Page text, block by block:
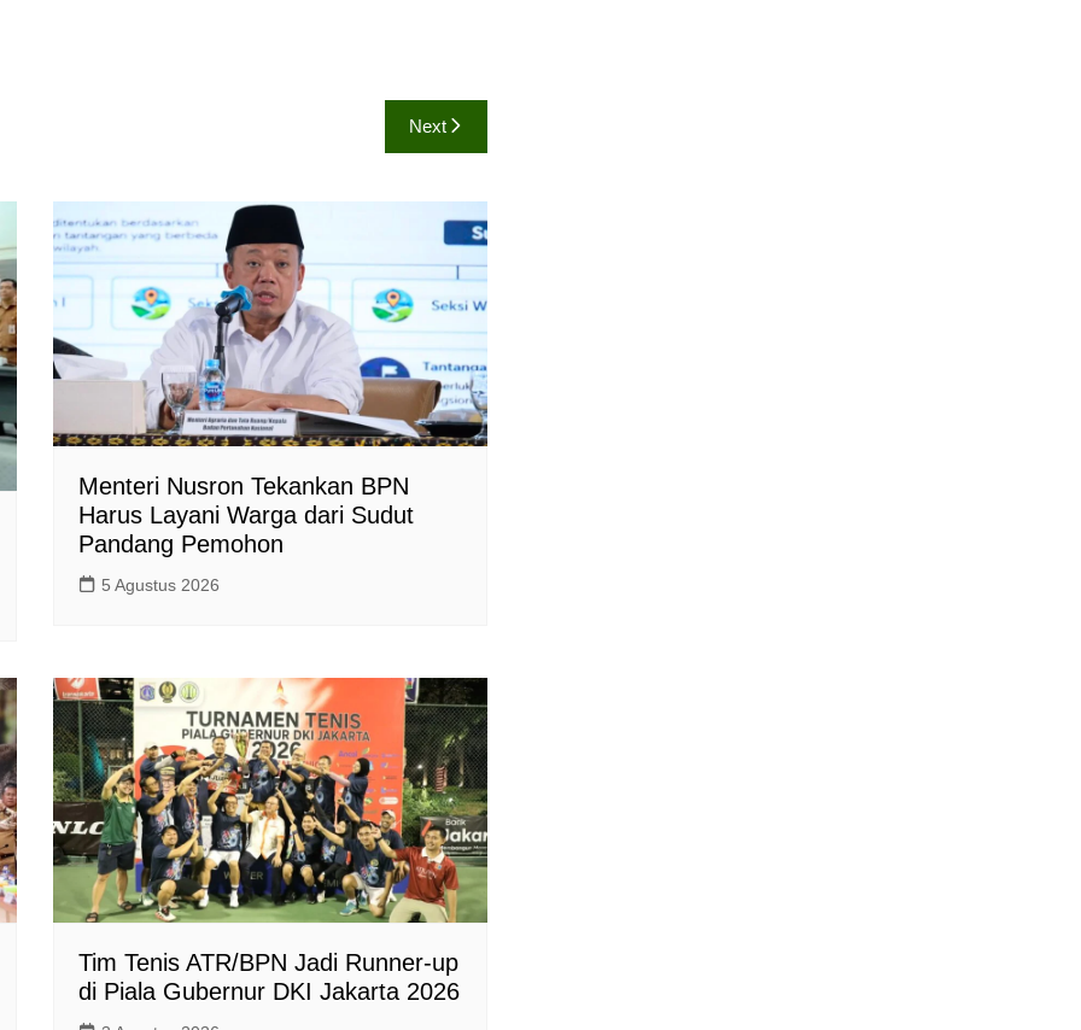
Next
Menteri Nusron Tekankan BPN
Harus Layani Warga dari Sudut
Pandang Pemohon
5 Agustus 2026
Tim Tenis ATR/BPN Jadi Runner-up
di Piala Gubernur DKI Jakarta 2026